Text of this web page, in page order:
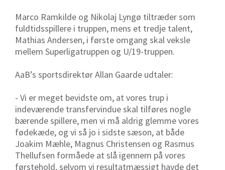
Marco Ramkilde og Nikolaj Lyngø tiltræder som
fuldtidsspillere i truppen, mens et tredje talent,
Mathias Andersen, i første omgang skal veksle
mellem Superligatruppen og U/19-truppen.
AaB’s sportsdirektør Allan Gaarde udtaler:
- Vi er meget bevidste om, at vores trup i
indeværende transfervindue skal tilføres nogle
bærende spillere, men vi må aldrig glemme vores
fødekæde, og vi så jo i sidste sæson, at både
Joakim Mæhle, Magnus Christensen og Rasmus
Thellufsen formåede at slå igennem på vores
førstehold, selvom vi resultatmæssigt havde det